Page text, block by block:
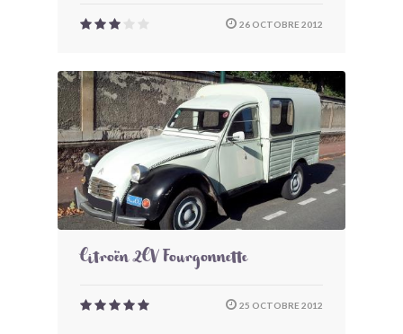
26 OCTOBRE 2012
Citroën 2CV Fourgonnette
25 OCTOBRE 2012